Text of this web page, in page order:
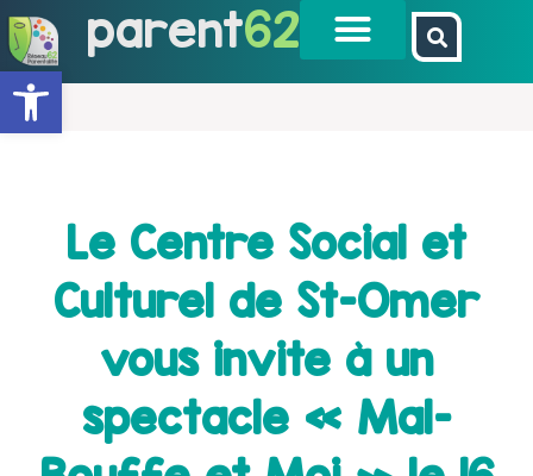
Ouvrir la barre d’outils
parent62
Le Centre Social et
Culturel de St-Omer
vous invite à un
spectacle « Mal-